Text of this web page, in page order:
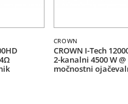
CROWN
CROWN I-Tech
2-kanalni 4500 W
močnostni